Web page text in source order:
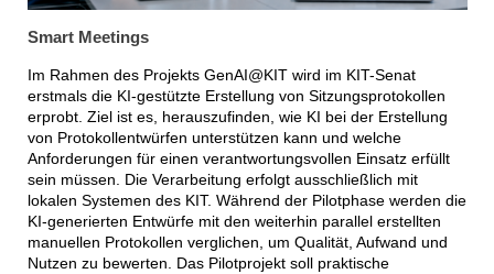
Smart Meetings
Im Rahmen des Projekts GenAI@KIT wird im KIT-Senat
erstmals die KI-gestützte Erstellung von Sitzungsprotokollen
erprobt. Ziel ist es, herauszufinden, wie KI bei der Erstellung
von Protokollentwürfen unterstützen kann und welche
Anforderungen für einen verantwortungsvollen Einsatz erfüllt
sein müssen. Die Verarbeitung erfolgt ausschließlich mit
lokalen Systemen des KIT. Während der Pilotphase werden die
KI-generierten Entwürfe mit den weiterhin parallel erstellten
manuellen Protokollen verglichen, um Qualität, Aufwand und
Nutzen zu bewerten. Das Pilotprojekt soll praktische